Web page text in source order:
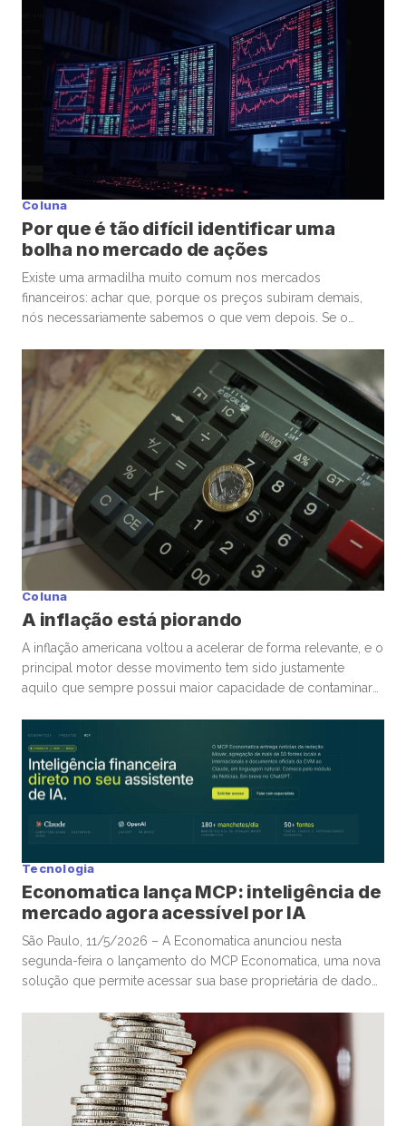
participantes para a bolsa. Mas, junto com essa facilidade,
surgiu um comportamento que […]
Coluna
Por que é tão difícil identificar uma
bolha no mercado de ações
Existe uma armadilha muito comum nos mercados
financeiros: achar que, porque os preços subiram demais,
nós necessariamente sabemos o que vem depois. Se o
talvez ainda mais perigoso seja ter certeza absoluta,
independentemente de ele estar ou não. Nas últimas
semanas, vimos movimentos impressionantes. […]
Coluna
A inflação está piorando
A inflação americana voltou a acelerar de forma relevante, e o
principal motor desse movimento tem sido justamente
aquilo que sempre possui maior capacidade de contaminar
de Ormuz trouxe novamente para o centro da discussão um
tema que […]
Tecnologia
Economatica lança MCP: inteligência de
mercado agora acessível por IA
São Paulo, 11/5/2026 – A Economatica anunciou nesta
segunda-feira o lançamento do MCP Economatica, uma nova
solução que permite acessar sua base proprietária de dados
Inteligência Artificial. A ferramenta, baseada no Model Context
Protocol (MCP), possibilita que clientes consultem dados de
mercado em linguagem natural diretamente […]